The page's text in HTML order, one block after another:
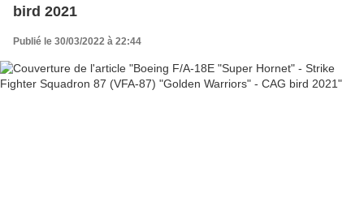
bird 2021
Publié le 30/03/2022 à 22:44